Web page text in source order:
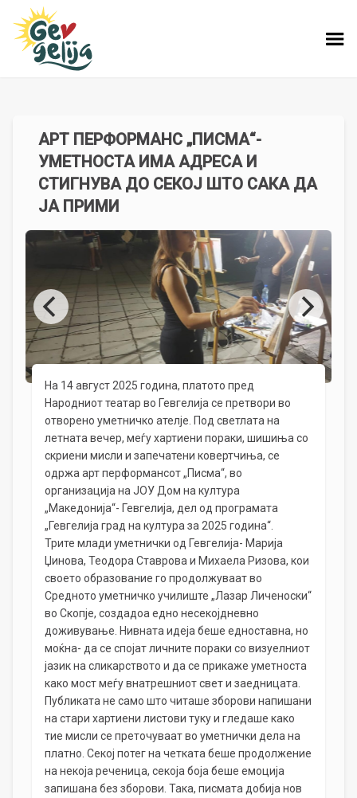
АРТ ПЕРФОРМАНС „ПИСМА“-
УМЕТНОСТА ИМА АДРЕСА И
СТИГНУВА ДО СЕКОЈ ШТО САКА ДА
ЈА ПРИМИ
На 14 август 2025 година, платото пред
Народниот театар во Гевгелија се претвори во
отворено уметничко ателје. Под светлата на
летната вечер, меѓу хартиени пораки, шишиња со
скриени мисли и запечатени ковертчиња, се
одржа арт перформансот „Писма“, во
организација на ЈОУ Дом на култура
„Македонија“- Гевгелија, дел од програмата
„Гевгелија град на култура за 2025 година“.
Трите млади уметнички од Гевгелија- Марија
Џинова, Теодора Ставрова и Михаела Ризова, кои
своето образование го продолжуваат во
Средното уметничко училиште „Лазар Личеноски“
во Скопје, создадоа едно несекојдневно
доживување. Нивната идеја беше едноставна, но
моќна- да се спојат личните пораки со визуелниот
јазик на сликарството и да се прикаже уметноста
како мост меѓу внатрешниот свет и заедницата.
Публиката не само што читаше зборови напишани
на стари хартиени листови туку и гледаше како
тие мисли се преточуваат во уметнички дела на
платно. Секој потег на четката беше продолжение
на некоја реченица, секоја боја беше емоција
запишана без зборови. Така, писмата добија нов